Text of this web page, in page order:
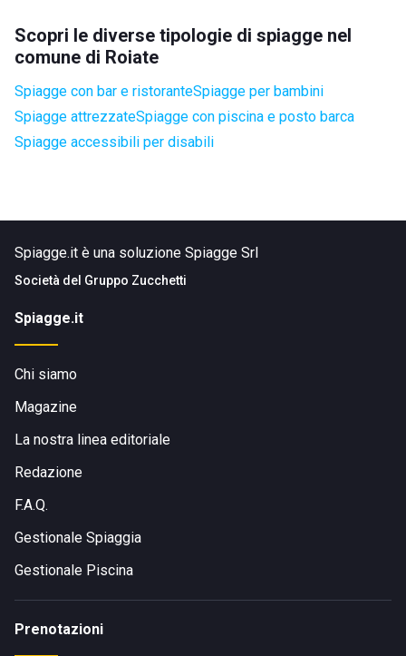
Scopri le diverse tipologie di spiagge nel
comune di Roiate
Spiagge con bar e ristoranteSpiagge per bambini
Spiagge attrezzateSpiagge con piscina e posto barca
Spiagge accessibili per disabili
Spiagge.it è una soluzione Spiagge Srl
Società del Gruppo Zucchetti
Spiagge.it
Chi siamo
Magazine
La nostra linea editoriale
Redazione
F.A.Q.
Gestionale Spiaggia
Gestionale Piscina
Prenotazioni